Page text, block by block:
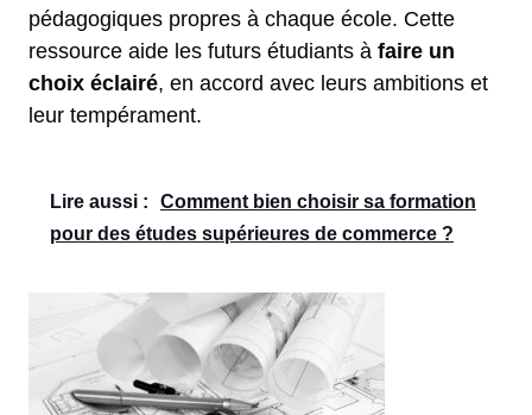
pédagogiques propres à chaque école. Cette
ressource aide les futurs étudiants à faire un
choix éclairé, en accord avec leurs ambitions et
leur tempérament.
Lire aussi :
Comment bien choisir sa formation
pour des études supérieures de commerce ?